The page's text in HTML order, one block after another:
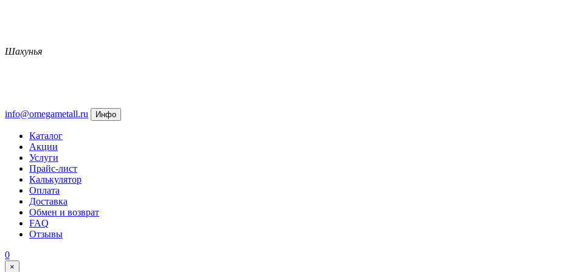
Шахунья
info@omegametall.ru Инфо
Каталог
Акции
Услуги
Прайс-лист
Калькулятор
Оплата
Доставка
Обмен и возврат
FAQ
Отзывы
0
×